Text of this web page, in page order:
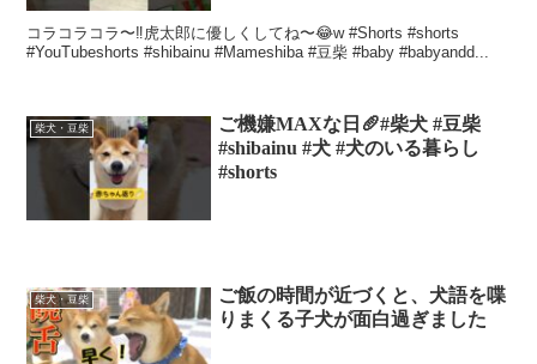
コラコラコラ〜‼️虎太郎に優しくしてね〜😂w #Shorts #shorts
#YouTubeshorts #shibainu #Mameshiba #豆柴 #baby #babyandd...
柴犬・豆柴
ご機嫌MAXな日🥖#柴犬 #豆柴
#shibainu #犬 #犬のいる暮らし
#shorts
柴犬・豆柴
ご飯の時間が近づくと、犬語を喋
りまくる子犬が面白過ぎました